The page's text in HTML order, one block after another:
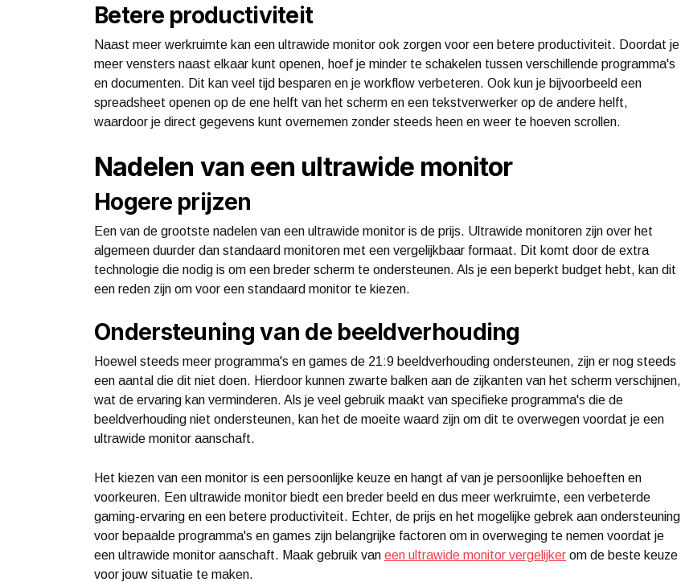
Betere productiviteit
Naast meer werkruimte kan een ultrawide monitor ook zorgen voor een betere productiviteit. Doordat je
meer vensters naast elkaar kunt openen, hoef je minder te schakelen tussen verschillende programma's
en documenten. Dit kan veel tijd besparen en je workflow verbeteren. Ook kun je bijvoorbeeld een
spreadsheet openen op de ene helft van het scherm en een tekstverwerker op de andere helft,
waardoor je direct gegevens kunt overnemen zonder steeds heen en weer te hoeven scrollen.
Nadelen van een ultrawide monitor
Hogere prijzen
Een van de grootste nadelen van een ultrawide monitor is de prijs. Ultrawide monitoren zijn over het
algemeen duurder dan standaard monitoren met een vergelijkbaar formaat. Dit komt door de extra
technologie die nodig is om een breder scherm te ondersteunen. Als je een beperkt budget hebt, kan dit
een reden zijn om voor een standaard monitor te kiezen.
Ondersteuning van de beeldverhouding
Hoewel steeds meer programma's en games de 21:9 beeldverhouding ondersteunen, zijn er nog steeds
een aantal die dit niet doen. Hierdoor kunnen zwarte balken aan de zijkanten van het scherm verschijnen,
wat de ervaring kan verminderen. Als je veel gebruik maakt van specifieke programma's die de
beeldverhouding niet ondersteunen, kan het de moeite waard zijn om dit te overwegen voordat je een
ultrawide monitor aanschaft.
Het kiezen van een monitor is een persoonlijke keuze en hangt af van je persoonlijke behoeften en
voorkeuren. Een ultrawide monitor biedt een breder beeld en dus meer werkruimte, een verbeterde
gaming-ervaring en een betere productiviteit. Echter, de prijs en het mogelijke gebrek aan ondersteuning
voor bepaalde programma's en games zijn belangrijke factoren om in overweging te nemen voordat je
een ultrawide monitor aanschaft. Maak gebruik van een ultrawide monitor vergelijker om de beste keuze
voor jouw situatie te maken.